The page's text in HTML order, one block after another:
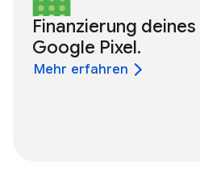
Finanzierung deines
Google Pixel.
Mehr erfahren